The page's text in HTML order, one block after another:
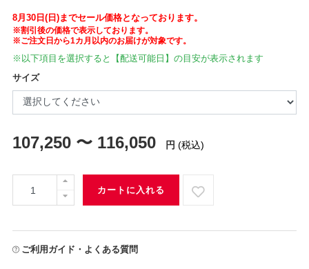
8月30日(日)までセール価格となっております。
※割引後の価格で表示しております。
※ご注文日から1カ月以内のお届けが対象です。
※以下項目を選択すると【配送可能日】の目安が表示されます
サイズ
107,250 〜 116,050 円 (税込)
カートに入れる
ご利用ガイド・よくある質問